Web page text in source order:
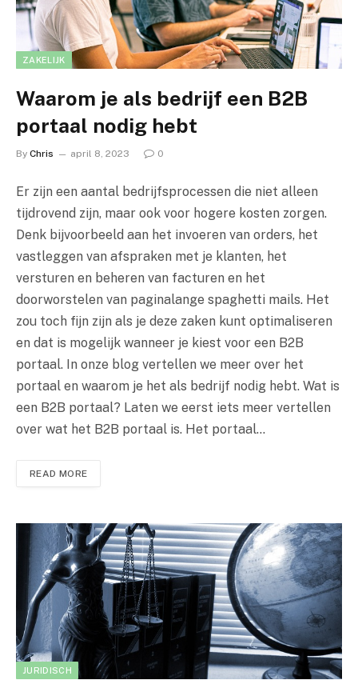
ZAKELIJK
Waarom je als bedrijf een B2B
portaal nodig hebt
By Chris april 8, 2023 0
Er zijn een aantal bedrijfsprocessen die niet alleen
tijdrovend zijn, maar ook voor hogere kosten zorgen.
Denk bijvoorbeeld aan het invoeren van orders, het
vastleggen van afspraken met je klanten, het
versturen en beheren van facturen en het
doorworstelen van paginalange spaghetti mails. Het
zou toch fijn zijn als je deze zaken kunt optimaliseren
en dat is mogelijk wanneer je kiest voor een B2B
portaal. In onze blog vertellen we meer over het
portaal en waarom je het als bedrijf nodig hebt. Wat is
een B2B portaal? Laten we eerst iets meer vertellen
over wat het B2B portaal is. Het portaal…
READ MORE
JURIDISCH